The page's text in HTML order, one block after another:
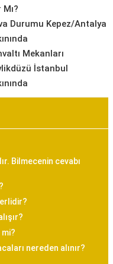
Durumu Kepez/Antalya
Mekanları
İstanbul
Bilmecenin cevabı
nereden alınır?